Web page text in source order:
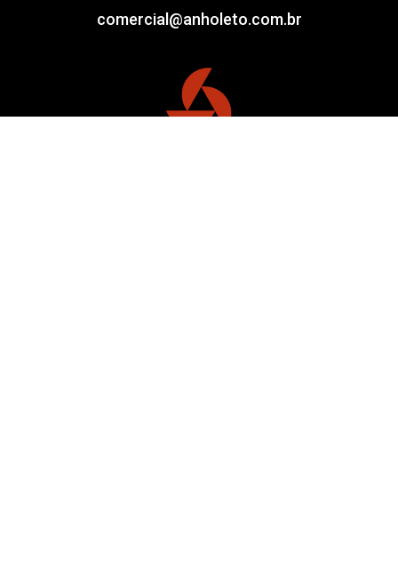
comercial@anholeto.com.br